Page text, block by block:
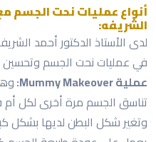
أنواع عمليات نحت الجسم
الشريفه:
لدى الأستاذ الدكتور أحمد
في عمليات نحت الجسم وتحسين
عملية Mummy Makeover:
تناسق الجسم مرة أخرى لكل أم
وتغير شكل البطن لديها بشكل